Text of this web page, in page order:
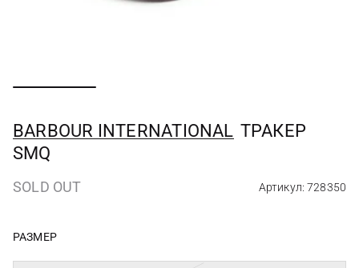
BARBOUR INTERNATIONAL ТРАКЕР
SMQ
SOLD OUT Артикул: 728350
РАЗМЕР